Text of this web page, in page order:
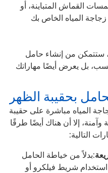
القماش المتباينة، أو
المياه الخاص بك
ستتمكن من إنشاء حامل
بل يعرض أيضًا مهاراتك
بحقيبة الظهر
المياه مباشرة على حقيبة
إلا أن هناك أيضًا طرقًا
التالية:
:بدلاً من خياطة الحامل
شريط فيلكرو أو